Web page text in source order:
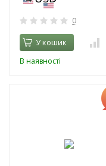
0
У кошик
В наявності